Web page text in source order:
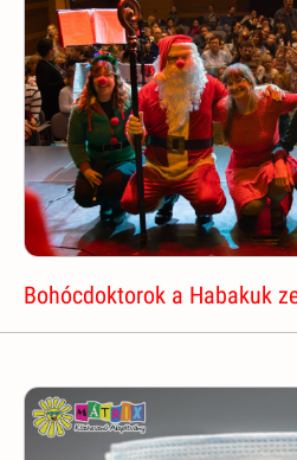
Bohócdoktorok a Habakuk